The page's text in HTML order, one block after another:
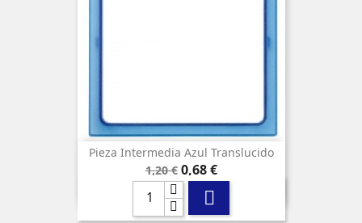
Pieza Intermedia Azul Translucido
Precio
base
1,20 € Precio
0,68 €
